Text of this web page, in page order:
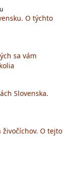
O týchto
sa vám
Slovenska.
O tejto